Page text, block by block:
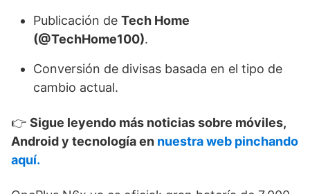
Publicación de Tech Home
(@TechHome100).
Conversión de divisas basada en el tipo de
cambio actual.
👉 Sigue leyendo más noticias sobre móviles,
Android y tecnología en nuestra web pinchando
aquí.